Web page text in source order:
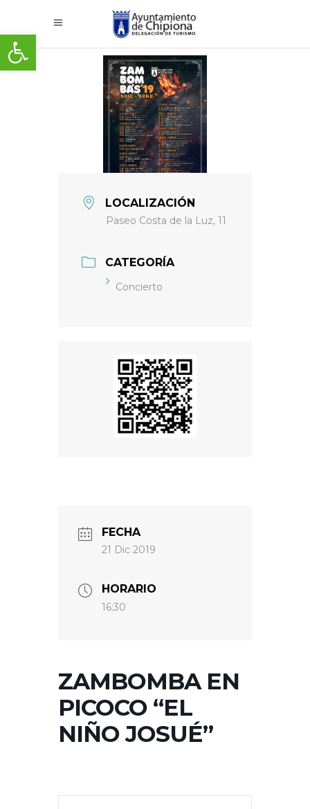
Abrir barra de herramientas
LOCALIZACIÓN
Paseo Costa de la Luz, 11
CATEGORÍA
Concierto
FECHA
21 Dic 2019
HORARIO
16:30
ZAMBOMBA EN
PICOCO “EL
NIÑO JOSUÉ”